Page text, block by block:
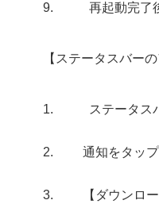
再起動完了
【ステータスバー
ステータス
通知をタッ
【ダウンロ